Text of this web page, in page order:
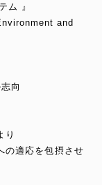
ム 』
and
向
り
の適応を包摂させ